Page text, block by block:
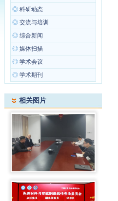
◎ 科研动态
◎ 交流与培训
◎ 综合新闻
◎ 媒体扫描
◎ 学术会议
◎ 学术期刊
相关图片